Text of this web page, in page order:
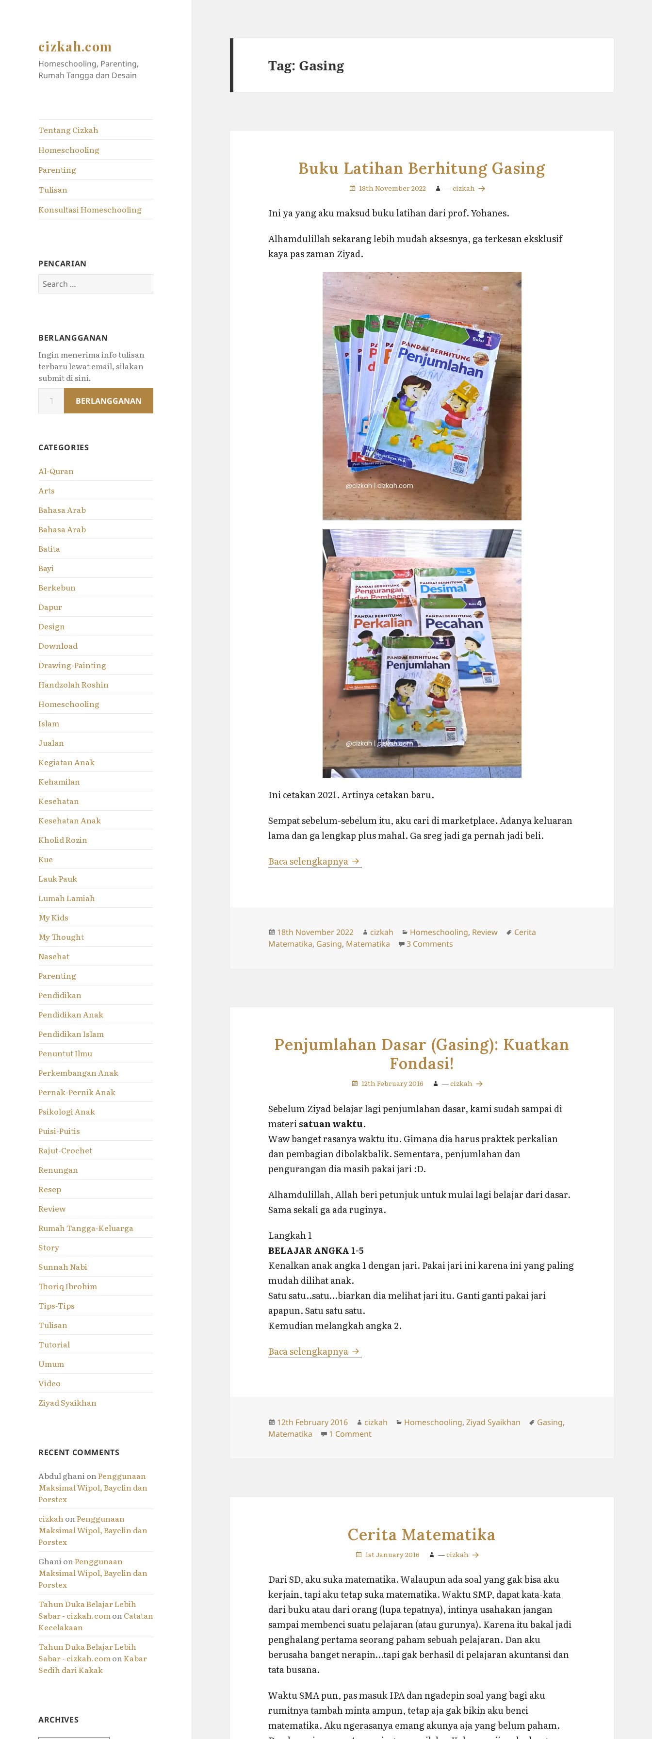
cizkah.com
Homeschooling, Parenting,
Rumah Tangga dan Desain
Tentang Cizkah
Homeschooling
Parenting
Tulisan
Konsultasi Homeschooling
PENCARIAN
Search
for:
BERLANGGANAN
Ingin menerima info tulisan
terbaru lewat email, silakan
submit di sini.
your
email…
BERLANGGANAN
CATEGORIES
Al-Quran
Arts
Bahasa Arab
Bahasa Arab
Batita
Bayi
Berkebun
Dapur
Design
Download
Drawing-Painting
Handzolah Roshin
Homeschooling
Islam
Jualan
Kegiatan Anak
Kehamilan
Kesehatan
Kesehatan Anak
Kholid Rozin
Kue
Lauk Pauk
Lumah Lamiah
My Kids
My Thought
Nasehat
Parenting
Pendidikan
Pendidikan Anak
Pendidikan Islam
Penuntut Ilmu
Perkembangan Anak
Pernak-Pernik Anak
Psikologi Anak
Puisi-Puitis
Rajut-Crochet
Renungan
Resep
Review
Rumah Tangga-Keluarga
Story
Sunnah Nabi
Thoriq Ibrohim
Tips-Tips
Tulisan
Tutorial
Umum
Video
Ziyad Syaikhan
RECENT COMMENTS
Abdul ghanionPenggunaan
Maksimal Wipol, Bayclin dan
Porstex
cizkahonPenggunaan
Maksimal Wipol, Bayclin dan
Porstex
GhanionPenggunaan
Maksimal Wipol, Bayclin dan
Porstex
Tahun Duka Belajar Lebih
Sabar - cizkah.comonCatatan
Kecelakaan
Tahun Duka Belajar Lebih
Sabar - cizkah.comonKabar
Sedih dari Kakak
ARCHIVES
Tag: Gasing
Buku Latihan Berhitung Gasing
18th November 2022 —cizkah
Ini ya yang aku maksud buku latihan dari prof. Yohanes.
Alhamdulillah sekarang lebih mudah aksesnya, ga terkesan eksklusif
kaya pas zaman Ziyad.
Ini cetakan 2021. Artinya cetakan baru.
Sempat sebelum-sebelum itu, aku cari di marketplace. Adanya keluaran
lama dan ga lengkap plus mahal. Ga sreg jadi ga pernah jadi beli.
Baca selengkapnya Buku Latihan Berhitung Gasing
Posted
on
18th November 2022 Author
cizkah Categories
Homeschooling, Review Tags
Cerita
Matematika, Gasing, Matematika 3 Comments
Penjumlahan Dasar (Gasing): Kuatkan
Fondasi!
12th February 2016 —cizkah
Sebelum Ziyad belajar lagi penjumlahan dasar, kami sudah sampai di
materisatuan waktu.
Waw banget rasanya waktu itu. Gimana dia harus praktek perkalian
dan pembagian dibolakbalik. Sementara, penjumlahan dan
pengurangan dia masih pakai jari :D.
Alhamdulillah, Allah beri petunjuk untuk mulai lagi belajar dari dasar.
Sama sekali ga ada ruginya.
Langkah 1
BELAJAR ANGKA 1-5
Kenalkan anak angka 1 dengan jari. Pakai jari ini karena ini yang paling
mudah dilihat anak.
Satu satu..satu…biarkan dia melihat jari itu. Ganti ganti pakai jari
apapun. Satu satu satu.
Kemudian melangkah angka 2.
Baca selengkapnya Penjumlahan Dasar (Gasing): Kuatkan Fondasi!
Posted
on
12th February 2016 Author
cizkah Categories
Homeschooling,Ziyad Syaikhan Tags
Gasing,
Matematika
1 Commenton Penjumlahan Dasar (Gasing): Kuatkan Fondasi!
Cerita Matematika
1st January 2016 —cizkah
Dari SD, aku suka matematika. Walaupun ada soal yang gak bisa aku
kerjain, tapi aku tetap suka matematika. Waktu SMP, dapat kata-kata
dari buku atau dari orang (lupa tepatnya), intinya usahakan jangan
sampai membenci suatu pelajaran (atau gurunya). Karena itu bakal jadi
penghalang pertama seorang paham sebuah pelajaran. Dan aku
berusaha banget nerapin…tapi gak berhasil di pelajaran akuntansi dan
tata busana.
Waktu SMA pun, pas masuk IPA dan ngadepin soal yang bagi aku
rumitnya tambah minta ampun, tetap aja gak bikin aku benci
matematika. Aku ngerasanya emang akunya aja yang belum paham.